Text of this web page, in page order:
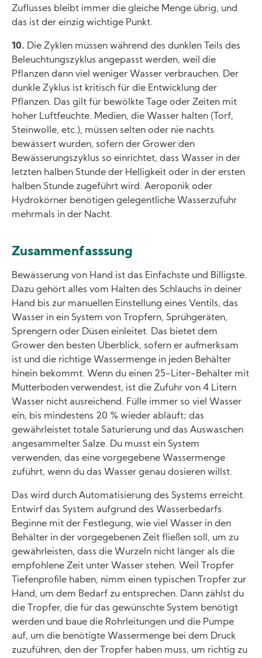
Zuflusses bleibt immer die gleiche Menge übrig, und
das ist der einzig wichtige Punkt.
10. Die Zyklen müssen während des dunklen Teils des
Beleuchtungszyklus angepasst werden, weil die
Pflanzen dann viel weniger Wasser verbrauchen. Der
dunkle Zyklus ist kritisch für die Entwicklung der
Pflanzen. Das gilt für bewölkte Tage oder Zeiten mit
hoher Luftfeuchte. Medien, die Wasser halten (Torf,
Steinwolle, etc.), müssen selten oder nie nachts
bewässert wurden, sofern der Grower den
Bewässerungszyklus so einrichtet, dass Wasser in der
letzten halben Stunde der Helligkeit oder in der ersten
halben Stunde zugeführt wird. Aeroponik oder
Hydrokörner benötigen gelegentliche Wasserzufuhr
mehrmals in der Nacht.
Zusammenfasssung
Bewässerung von Hand ist das Einfachste und Billigste.
Dazu gehört alles vom Halten des Schlauchs in deiner
Hand bis zur manuellen Einstellung eines Ventils, das
Wasser in ein System von Tropfern, Sprühgeräten,
Sprengern oder Düsen einleitet. Das bietet dem
Grower den besten Überblick, sofern er aufmerksam
ist und die richtige Wassermenge in jeden Behälter
hinein bekommt. Wenn du einen 25-Liter-Behälter mit
Mutterboden verwendest, ist die Zufuhr von 4 Litern
Wasser nicht ausreichend. Fülle immer so viel Wasser
ein, bis mindestens 20 % wieder abläuft; das
gewährleistet totale Saturierung und das Auswaschen
angesammelter Salze. Du musst ein System
verwenden, das eine vorgegebene Wassermenge
zuführt, wenn du das Wasser genau dosieren willst.
Das wird durch Automatisierung des Systems erreicht.
Entwirf das System aufgrund des Wasserbedarfs.
Beginne mit der Festlegung, wie viel Wasser in den
Behälter in der vorgegebenen Zeit fließen soll, um zu
gewährleisten, dass die Wurzeln nicht länger als die
empfohlene Zeit unter Wasser stehen. Weil Tropfer
Tiefenprofile haben, nimm einen typischen Tropfer zur
Hand, um dem Bedarf zu entsprechen. Dann zählst du
die Tropfer, die für das gewünschte System benötigt
werden und baue die Rohrleitungen und die Pumpe
auf, um die benötigte Wassermenge bei dem Druck
zuzuführen, den der Tropfer haben muss, um richtig zu